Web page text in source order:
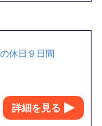
休日９日間
詳細を見る